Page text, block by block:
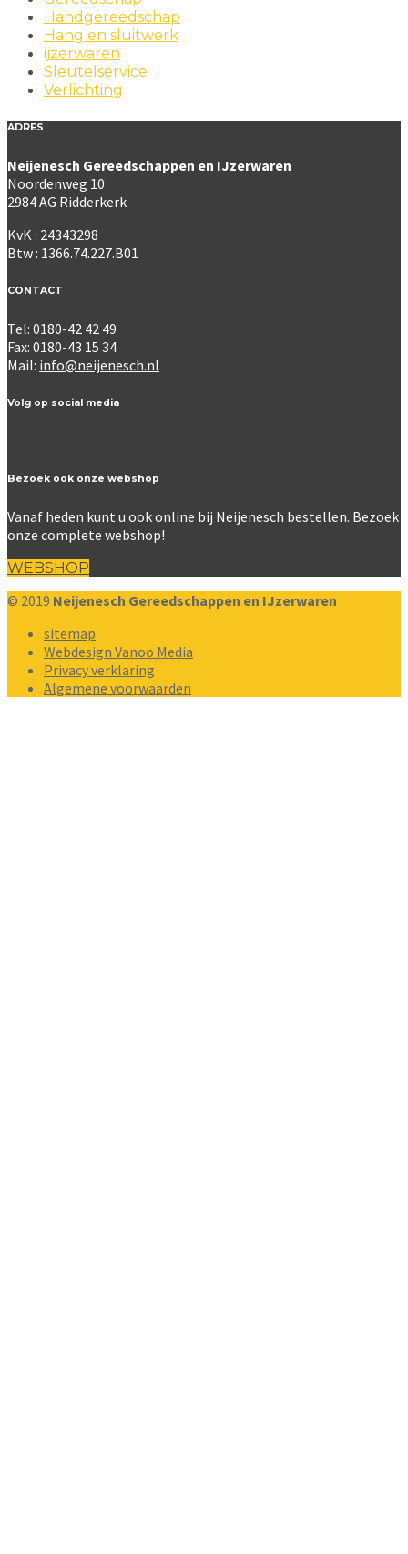
Handgereedschap
Hang en sluitwerk
ijzerwaren
Sleutelservice
Verlichting
ADRES
Neijenesch Gereedschappen en IJzerwaren
Noordenweg 10
2984 AG Ridderkerk
KvK : 24343298
Btw : 1366.74.227.B01
CONTACT
Tel: 0180-42 42 49
Fax: 0180-43 15 34
Mail: info@neijenesch.nl
Volg op social media
Bezoek ook onze webshop
Vanaf heden kunt u ook online bij Neijenesch bestellen. Bezoek
onze complete webshop!
WEBSHOP
© 2019 Neijenesch Gereedschappen en IJzerwaren
sitemap
Webdesign Vanoo Media
Privacy verklaring
Algemene voorwaarden